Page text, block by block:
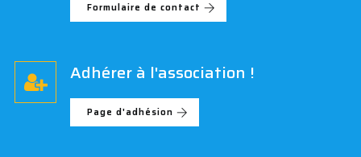
Formulaire de contact
Adhérer à l'association !
Page d'adhésion